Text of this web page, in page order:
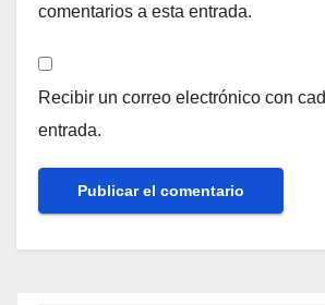
comentarios a esta entrada.
Recibir un correo electrónico con
entrada.